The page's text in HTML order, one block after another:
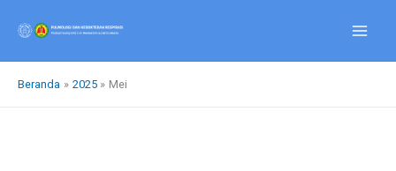
konten
Beranda 2025 Mei